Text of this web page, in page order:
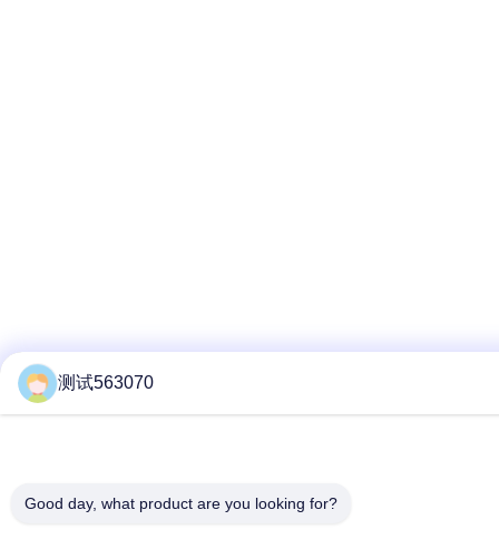
测试563070
Good day, what product are you looking for?